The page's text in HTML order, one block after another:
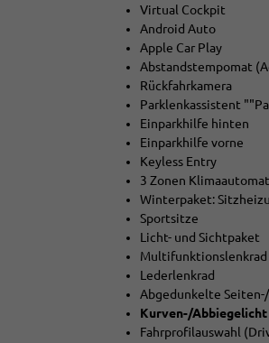
Virtual Cockpit
Android Auto
Apple Car Play
Abstandstempomat
Rückfahrkamera
Parklenkassistent
Einparkhilfe hinten
Einparkhilfe vorne
Keyless Entry
3 Zonen
Winterpaket:
Sportsitze
Licht- und Sichtpaket
Multifunktionslenkrad
Lederlenkrad
Abgedunkelte
Kurven-/Abbiegelicht
Fahrprofilauswahl